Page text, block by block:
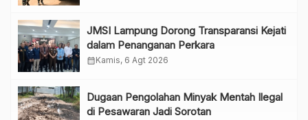
JMSI Lampung Dorong Transparansi Kejati
dalam Penanganan Perkara
calendar_monthKamis, 6 Agt 2026
Dugaan Pengolahan Minyak Mentah Ilegal
di Pesawaran Jadi Sorotan